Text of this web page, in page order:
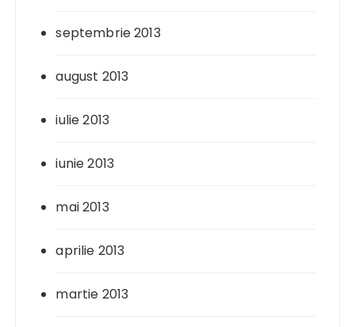
septembrie 2013
august 2013
iulie 2013
iunie 2013
mai 2013
aprilie 2013
martie 2013